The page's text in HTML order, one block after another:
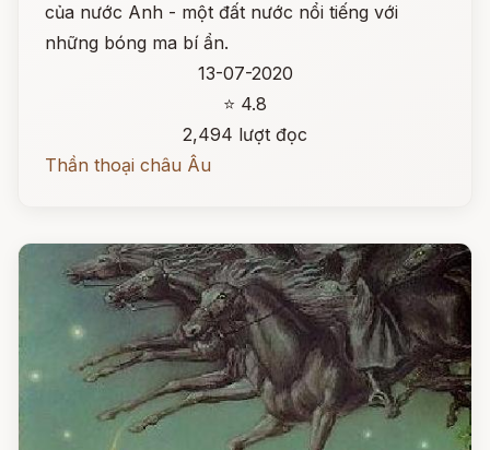
của nước Anh - một đất nước nổi tiếng với
những bóng ma bí ẩn.
13-07-2020
⭐ 4.8
2,494 lượt đọc
Thần thoại châu Âu